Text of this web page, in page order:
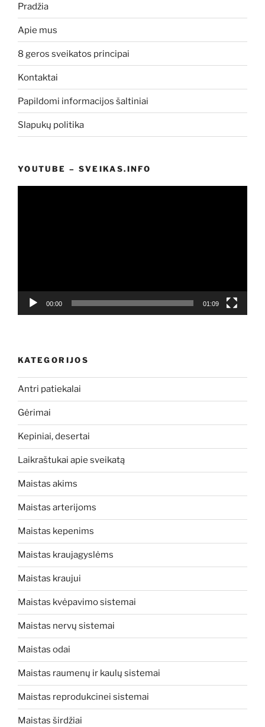
Pradžia
Apie mus
8 geros sveikatos principai
Kontaktai
Papildomi informacijos šaltiniai
Slapukų politika
YOUTUBE – SVEIKAS.INFO
00:00 01:09
KATEGORIJOS
Antri patiekalai
Gėrimai
Kepiniai, desertai
Laikraštukai apie sveikatą
Maistas akims
Maistas arterijoms
Maistas kepenims
Maistas kraujagyslėms
Maistas kraujui
Maistas kvėpavimo sistemai
Maistas nervų sistemai
Maistas odai
Maistas raumenų ir kaulų sistemai
Maistas reprodukcinei sistemai
Maistas širdžiai